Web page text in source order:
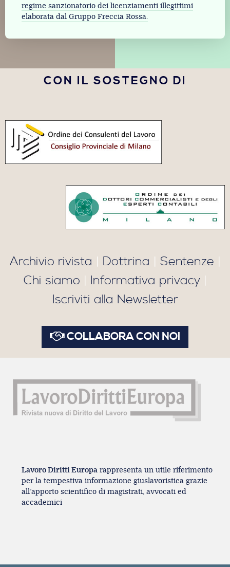
regime sanzionatorio dei licenziamenti illegittimi
elaborata dal Gruppo Freccia Rossa.
CON IL SOSTEGNO DI
Archivio rivista | Dottrina | Sentenze |
Chi siamo | Informativa privacy|
Iscriviti alla Newsletter
COLLABORA CON NOI
Lavoro Diritti Europa rappresenta un utile riferimento
per la tempestiva informazione giuslavoristica grazie
all’apporto scientifico di magistrati, avvocati ed
accademici